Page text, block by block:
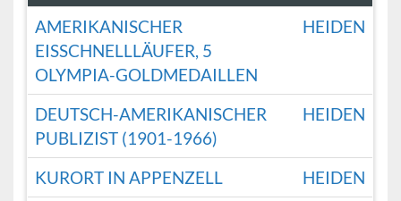
AMERIKANISCHER
EISSCHNELLLÄUFER, 5
OLYMPIA-GOLDMEDAILLEN
HEIDEN
DEUTSCH-AMERIKANISCHER
PUBLIZIST (1901-1966)
HEIDEN
KURORT IN APPENZELL
HEIDEN